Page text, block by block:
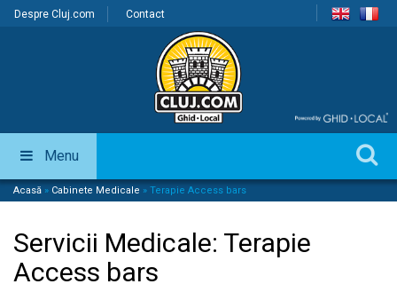
Despre Cluj.com Contact
Menu
Acasă » Cabinete Medicale » Terapie Access bars
Servicii Medicale: Terapie
Access bars